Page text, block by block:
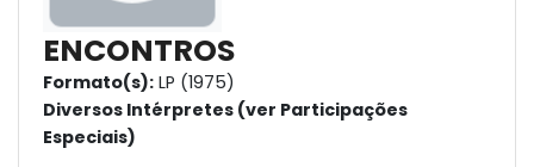
ENCONTROS
Formato(s): LP (1975)
Diversos Intérpretes (ver Participações
Especiais)